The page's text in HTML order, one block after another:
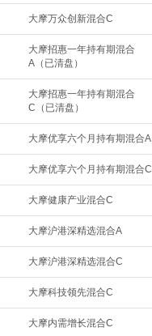
大摩万众创新混合C
大摩招惠一年持有期混合
A（已清盘）
大摩招惠一年持有期混合
C（已清盘）
大摩优享六个月持有期混合A
大摩优享六个月持有期混合C
大摩健康产业混合C
大摩沪港深精选混合A
大摩沪港深精选混合C
大摩科技领先混合C
大摩内需增长混合C